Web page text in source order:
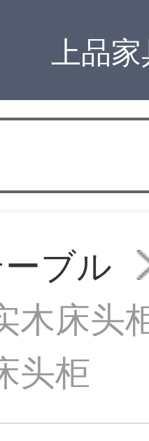
上品
ブル
木床头
头柜